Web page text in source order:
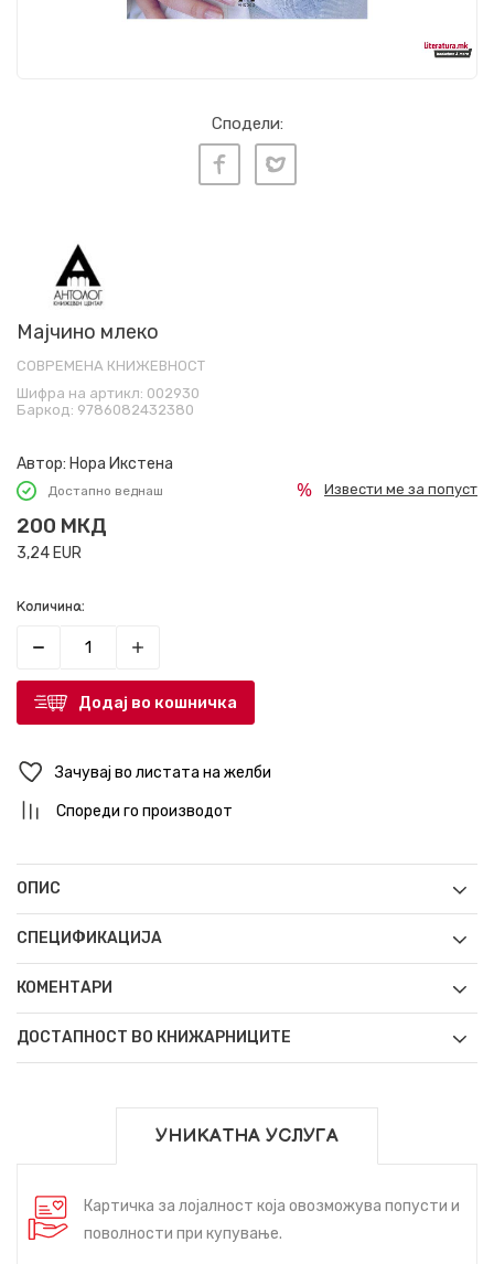
Сподели:
Мајчино млеко
СОВРЕМЕНА КНИЖЕВНОСТ
Шифра на артикл: 002930
Баркод: 9786082432380
Автор: Нора Икстена
Достапно веднаш
200 МКД
3,24EUR
Извести ме за попуст
Количина:
Додај во кошничка
Зачувај во листата на желби
Спореди го производот
ОПИС
СПЕЦИФИКАЦИЈА
КОМЕНТАРИ
ДОСТАПНОСТ ВО КНИЖАРНИЦИТЕ
УНИКАТНА УСЛУГА
Картичка за лојалност која овозможува попусти и
поволности при купување.